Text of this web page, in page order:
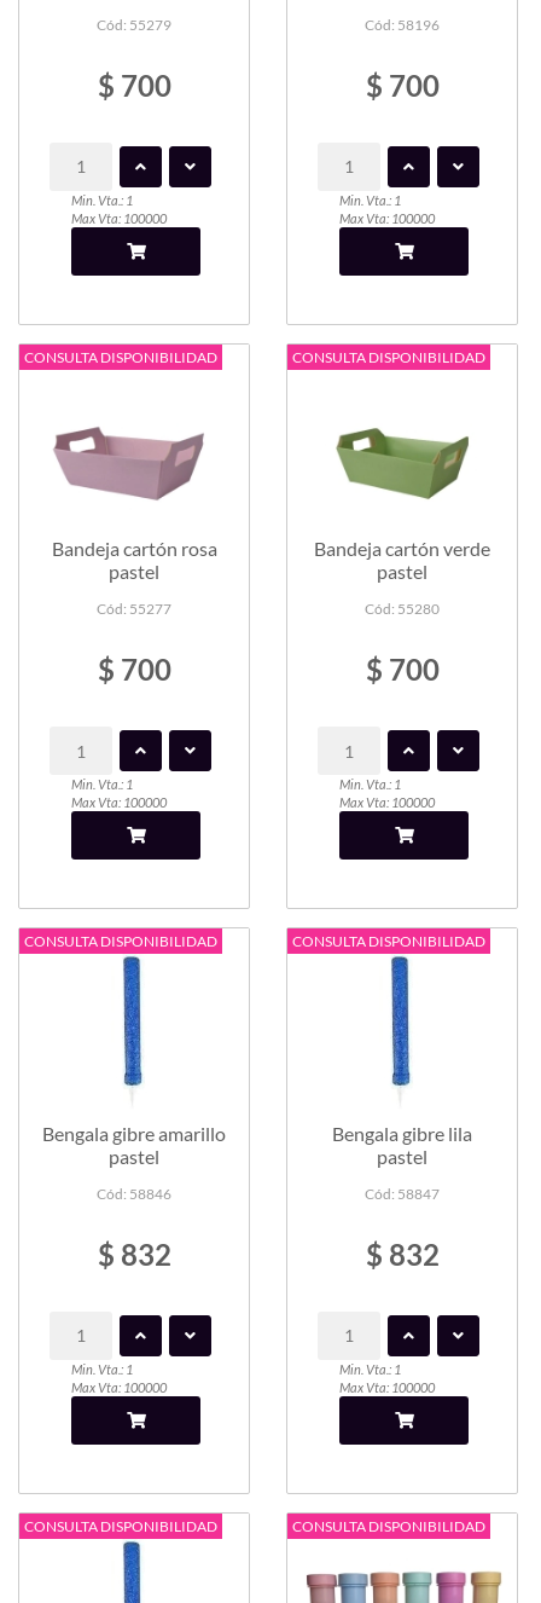
Cód: 55279
$ 700
Min. Vta.: 1
Max Vta: 100000
Cód: 58196
$ 700
Min. Vta.: 1
Max Vta: 100000
CONSULTA DISPONIBILIDAD
Bandeja cartón rosa
pastel
Cód: 55277
$ 700
Min. Vta.: 1
Max Vta: 100000
CONSULTA DISPONIBILIDAD
Bandeja cartón verde
pastel
Cód: 55280
$ 700
Min. Vta.: 1
Max Vta: 100000
CONSULTA DISPONIBILIDAD
Bengala gibre amarillo
pastel
Cód: 58846
$ 832
Min. Vta.: 1
Max Vta: 100000
CONSULTA DISPONIBILIDAD
Bengala gibre lila
pastel
Cód: 58847
$ 832
Min. Vta.: 1
Max Vta: 100000
CONSULTA DISPONIBILIDAD CONSULTA DISPONIBILIDAD